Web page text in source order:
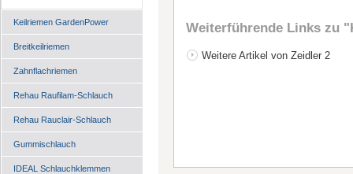
Keilriemen GardenPower
Breitkeilriemen
Zahnflachriemen
Rehau Raufilam-Schlauch
Rehau Rauclair-Schlauch
Gummischlauch
IDEAL Schlauchklemmen
Weiterführende Links zu
Weitere Artikel von Zeidler 2